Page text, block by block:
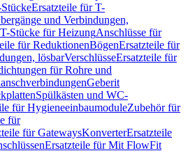
Ersatzteile für T-
und Verbindungen,
Stücke für HeizungAnschlüsse für
für ReduktionenBögenErsatzteile für
lösbarVerschlüsseErsatzteile für
für Rohre und
Geberit
Spülkästen und WC-
für HygieneeinbaumoduleZubehör für
für
für GatewaysKonverterErsatzteile
Ersatzteile für Mit FlowFit